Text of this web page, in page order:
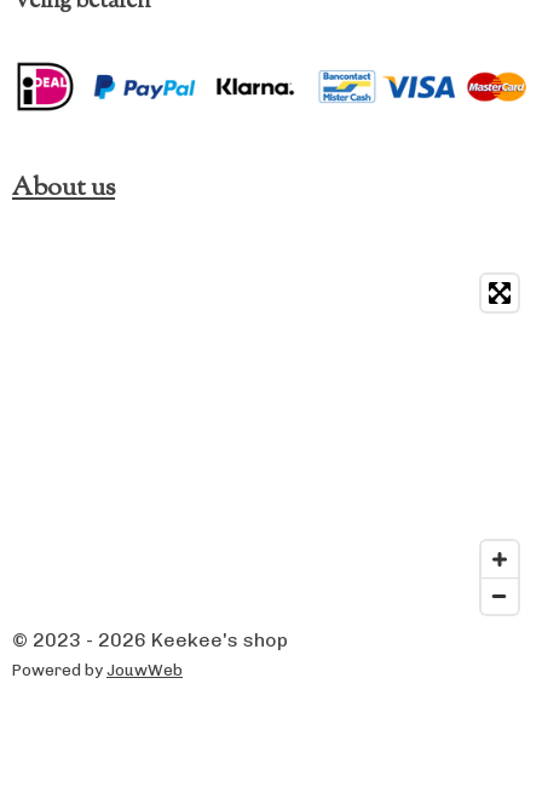
About us
© 2023 - 2026 Keekee's shop
Powered byJouwWeb